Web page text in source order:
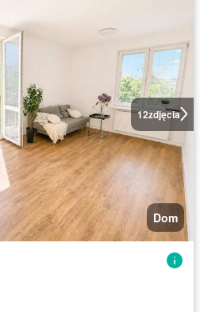
12zdjęcia
Dom